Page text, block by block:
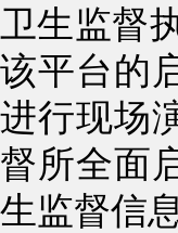
卫生监督
该平台的
进行现场
督所全面
生监督信